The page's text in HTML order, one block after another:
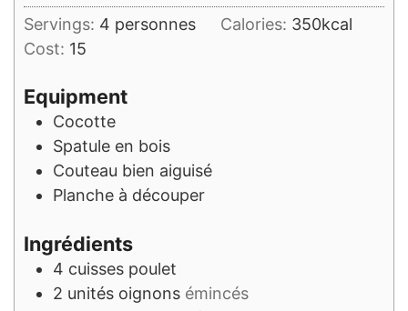
Servings: 4 personnes Calories: 350kcal
Cost: 15
Equipment
Cocotte
Spatule en bois
Couteau bien aiguisé
Planche à découper
Ingrédients
4 cuisses poulet
2 unités oignons émincés